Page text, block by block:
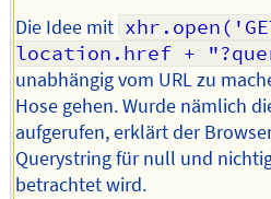
Die Idee mit
location.href +
unabhängig vom URL zu
Hose gehen. Wurde nämlich
aufgerufen, erklärt der
Querystring für null und
betrachtet wird.